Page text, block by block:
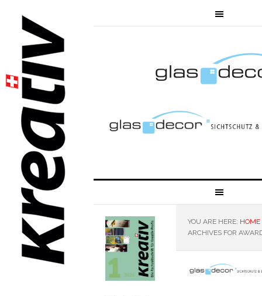
YOU ARE HERE: HOME
ARCHIVES FOR